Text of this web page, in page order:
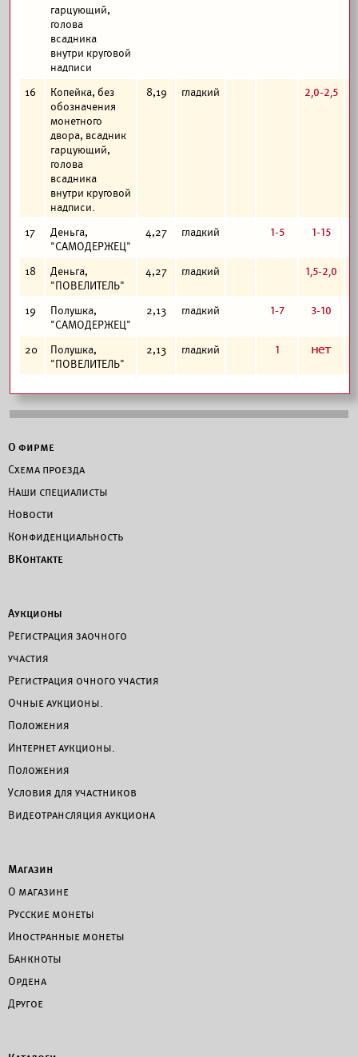
гарцующий,
голова
всадника
внутри круговой
надписи
16
Копейка, без
обозначения
монетного
двора, всадник
гарцующий,
голова
всадника
внутри круговой
надписи.
8,19 гладкий 2,0-2,5
17
Деньга,
"САМОДЕРЖЕЦ"
4,27 гладкий 1-5 1-15
18
Деньга,
"ПОВЕЛИТЕЛЬ"
4,27 гладкий 1,5-2,0
19
Полушка,
"САМОДЕРЖЕЦ"
2,13 гладкий 1-7 3-10
20
Полушка,
"ПОВЕЛИТЕЛЬ"
2,13 гладкий 1 а
О фирме
Схема проезда
Наши специалисты
Новости
Конфиденциальность
ВКонтакте
Аукционы
Регистрация заочного
участия
Регистрация очного участия
Очные аукционы.
Положения
Интернет аукционы.
Положения
Условия для участников
Видеотрансляция аукциона
Магазин
О магазине
Русские монеты
Иностранные монеты
Банкноты
Ордена
Другое